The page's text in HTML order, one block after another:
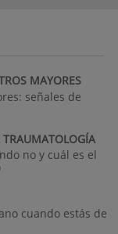
MAYORES
señales de
TRAUMATOLOGÍA
no y cuál es el
cuando estás de